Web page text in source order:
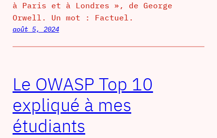
à Paris et à Londres », de George
Orwell. Un mot : Factuel.
août 5, 2024
Le OWASP Top 10
expliqué à mes
étudiants